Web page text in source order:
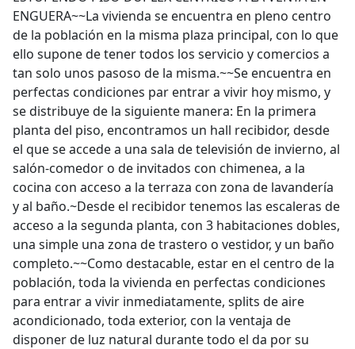
ENGUERA~~La vivienda se encuentra en pleno centro
de la población en la misma plaza principal, con lo que
ello supone de tener todos los servicio y comercios a
tan solo unos pasoso de la misma.~~Se encuentra en
perfectas condiciones par entrar a vivir hoy mismo, y
se distribuye de la siguiente manera: En la primera
planta del piso, encontramos un hall recibidor, desde
el que se accede a una sala de televisión de invierno, al
salón-comedor o de invitados con chimenea, a la
cocina con acceso a la terraza con zona de lavandería
y al baño.~Desde el recibidor tenemos las escaleras de
acceso a la segunda planta, con 3 habitaciones dobles,
una simple una zona de trastero o vestidor, y un baño
completo.~~Como destacable, estar en el centro de la
población, toda la vivienda en perfectas condiciones
para entrar a vivir inmediatamente, splits de aire
acondicionado, toda exterior, con la ventaja de
disponer de luz natural durante todo el da por su